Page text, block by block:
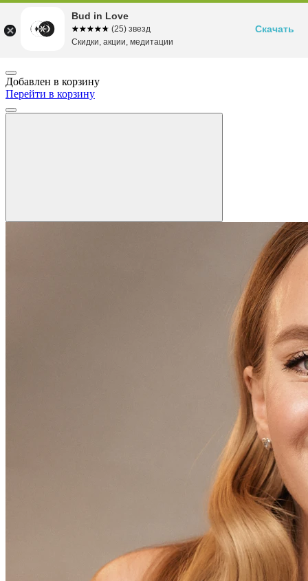
Добавлен в корзину
Перейти в корзину
Bud in Love
☆☆☆☆☆
★★★★★ (25) звезд
Скидки, акции, медитации
Скачать